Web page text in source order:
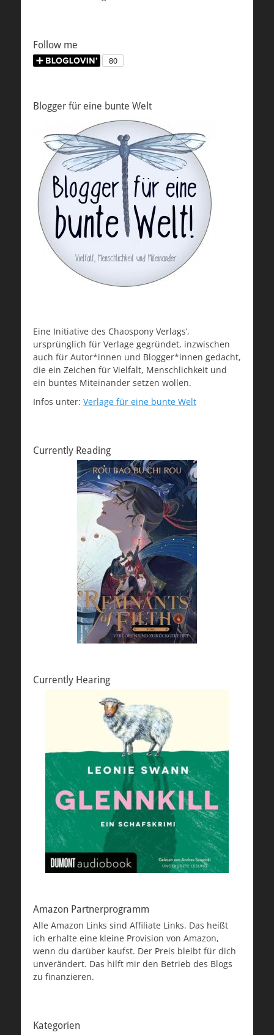
Follow me
Blogger für eine bunte Welt
Eine Initiative des Chaospony Verlags’,
ursprünglich für Verlage gegründet, inzwischen
auch für Autor*innen und Blogger*innen gedacht,
die ein Zeichen für Vielfalt, Menschlichkeit und
ein buntes Miteinander setzen wollen.
Infos unter: Verlage für eine bunte Welt
Currently Reading
Currently Hearing
Amazon Partnerprogramm
Alle Amazon Links sind Affiliate Links. Das heißt
ich erhalte eine kleine Provision von Amazon,
wenn du darüber kaufst. Der Preis bleibt für dich
unverändert. Das hilft mir den Betrieb des Blogs
zu finanzieren.
Kategorien